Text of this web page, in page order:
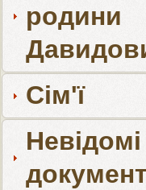
родини
Сім'ї
Невідомі